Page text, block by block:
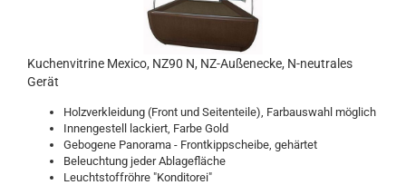
Kuchenvitrine Mexico, NZ90 N, NZ-Außenecke, N-neutrales
Gerät
Holzverkleidung (Front und Seitenteile), Farbauswahl möglich
Innengestell lackiert, Farbe Gold
Gebogene Panorama - Frontkippscheibe, gehärtet
Beleuchtung jeder Ablagefläche
Leuchtstoffröhre "Konditorei"